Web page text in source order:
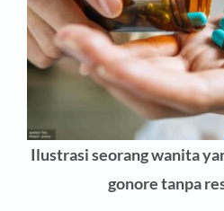
Ilustrasi seorang wanita
gonore tanpa